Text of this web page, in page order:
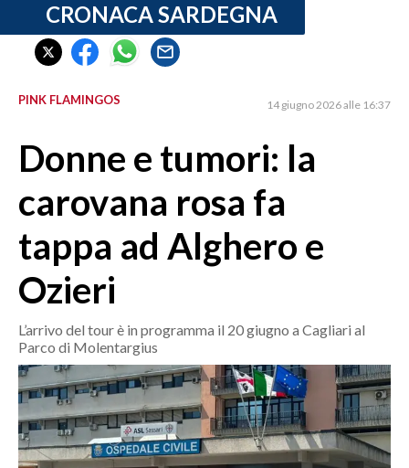
CRONACA SARDEGNA
CAGLIARI
SULCIS IGLESIENTE
ORISTANO E PROVINCIA
GALLURA
NUORO E PROVINCIA
OGLIASTRA
AGENDA
CRONACA
ITALIA
MONDO
POLITICA
CRONACA SARDEGNA
PINK FLAMINGOS 14 giugno 2026 alle 16:37
Donne e tumori: la
carovana rosa fa
tappa ad Alghero e
Ozieri
L’arrivo del tour è in programma il 20 giugno a Cagliari al
Parco di Molentargius